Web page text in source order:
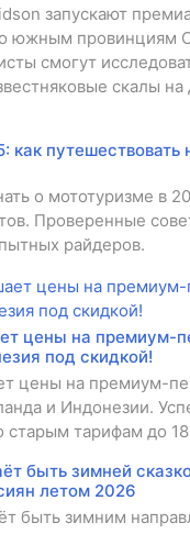
запускают
южным провинциям
смогут
скалы на
как путешествовать
о мототуризме в
Проверенные
райдеров.
цены на премиум-
под скидкой!
цены на премиум-
и Индонезии.
старым тарифам до
быть зимней
летом 2026
быть зимним